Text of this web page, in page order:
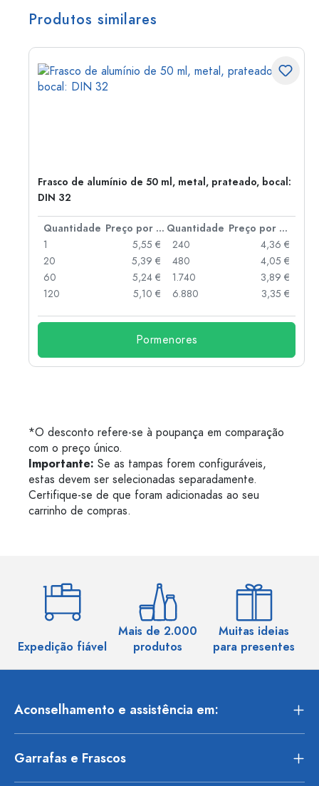
Produtos similares
Frasco de alumínio de 50 ml, metal, prateado, bocal:
DIN 32
Quantidade Preço por peça Quantidade
Preço por peça
1
5,55 €
20
5,39 €
60
5,24 €
120
5,10 €
240
4,36 €
480
4,05 €
1.740
3,89 €
6.880
3,35 €
Pormenores
*O desconto refere-se à poupança em comparação
com o preço único.
Importante: Se as tampas forem configuráveis,
estas devem ser selecionadas separadamente.
Certifique-se de que foram adicionadas ao seu
carrinho de compras.
Expedição fiável
Mais de 2.000
produtos
Muitas ideias
para presentes
Aconselhamento e assistência em:
Garrafas e Frascos